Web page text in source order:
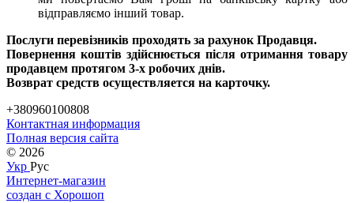
відправляємо інший товар.
Послуги перевізників проходять за рахунок Продавця.
Повернення коштів здійснюється після отримання товару
продавцем протягом 3-х робочих днів.
Возврат средств осуществляется на карточку.
+380960100808
Контактная информация
Полная версия сайта
© 2026
Укр Рус
Интернет-магазин
создан с Хорошоп